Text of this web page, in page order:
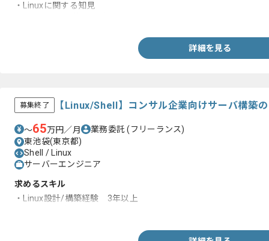
・Linuxに関する知見
詳細を見る
募集終了 【Linux/Shell】コンサル企業向けサーバ構築
〜65万円／月 業務委託(フリーランス)
東池袋(東京都)
Shell / Linux
サーバーエンジニア
求めるスキル
・Linux設計/構築経験 3年以上